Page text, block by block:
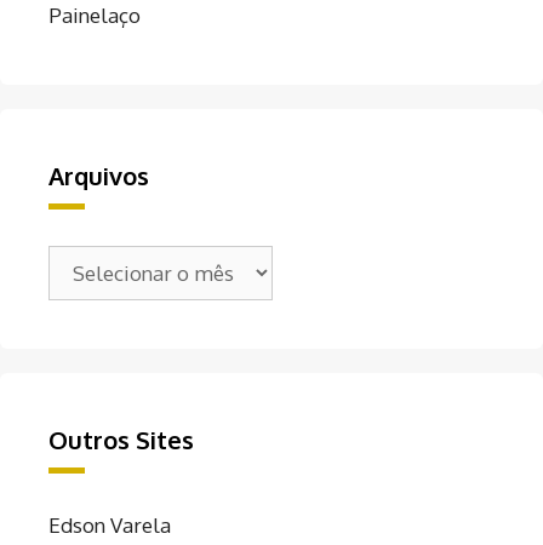
Painelaço
Arquivos
Outros Sites
Edson Varela